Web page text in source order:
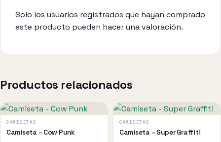
Solo los usuarios registrados que hayan comprado
este producto pueden hacer una valoración.
Productos relacionados
CAMISETAS
Camiseta – Cow Punk
Este
producto
tiene
CAMISETAS
Camiseta – Super Graffiti
Este
producto
tiene